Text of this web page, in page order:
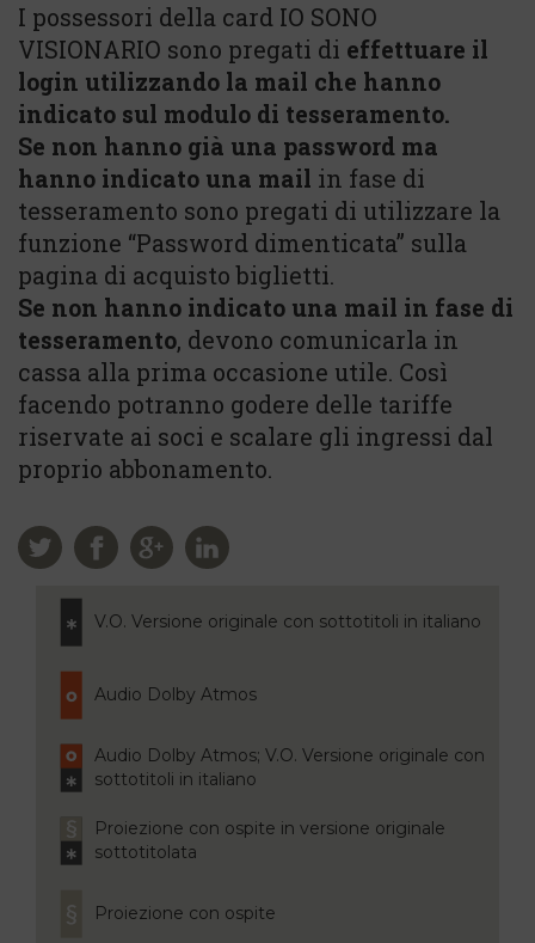
I possessori della card IO SONO
VISIONARIO sono pregati di effettuare il
login utilizzando la mail che hanno
indicato sul modulo di tesseramento.
Se non hanno già una password ma
hanno indicato una mail in fase di
tesseramento sono pregati di utilizzare la
funzione “Password dimenticata” sulla
pagina di acquisto biglietti.
Se non hanno indicato una mail in fase di
tesseramento, devono comunicarla in
cassa alla prima occasione utile. Così
facendo potranno godere delle tariffe
riservate ai soci e scalare gli ingressi dal
proprio abbonamento.
V.O. Versione originale con sottotitoli in italiano
Audio Dolby Atmos
Audio Dolby Atmos; V.O. Versione originale con
sottotitoli in italiano
Proiezione con ospite in versione originale
sottotitolata
Proiezione con ospite